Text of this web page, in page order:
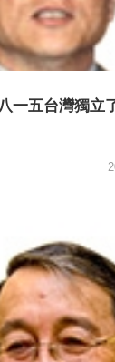
一五台灣獨立